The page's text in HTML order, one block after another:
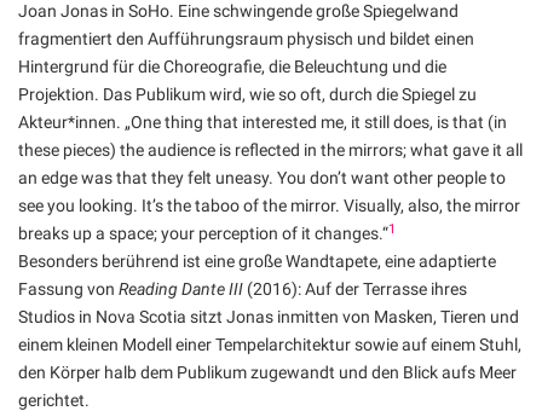
Joan Jonas in SoHo. Eine schwingende große Spiegelwand
fragmentiert den Aufführungsraum physisch und bildet einen
Hintergrund für die Choreografie, die Beleuchtung und die
Projektion. Das Publikum wird, wie so oft, durch die Spiegel zu
Akteur*innen. „One thing that interested me, it still does, is that (in
these pieces) the audience is reflected in the mirrors; what gave it all
an edge was that they felt uneasy. You don’t want other people to
see you looking. It’s the taboo of the mirror. Visually, also, the mirror
breaks up a space; your perception of it changes.“1
Besonders berührend ist eine große Wandtapete, eine adaptierte
Fassung von Reading Dante III (2016): Auf der Terrasse ihres
Studios in Nova Scotia sitzt Jonas inmitten von Masken, Tieren und
einem kleinen Modell einer Tempelarchitektur sowie auf einem Stuhl,
den Körper halb dem Publikum zugewandt und den Blick aufs Meer
gerichtet.